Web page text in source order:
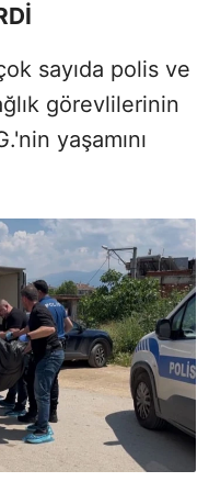
sayıda polis ve
görevlilerinin
yaşamını